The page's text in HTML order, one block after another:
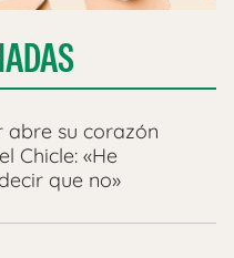
abre su corazón
Chicle: «He
que no»